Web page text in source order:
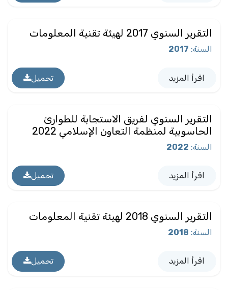
التقرير السنوي 2017 لهيئة تقنية المعلومات
السنة:
2017
اقرأ المزيد تحميل
التقرير السنوي لفريق الاستجابة للطوارئ
الحاسوبية لمنظمة التعاون الإسلامي 2022
السنة:
2022
اقرأ المزيد تحميل
التقرير السنوي 2018 لهيئة تقنية المعلومات
السنة:
2018
اقرأ المزيد تحميل